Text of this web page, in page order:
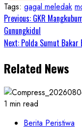
Tags: gagal meledak
Continue
Reading
Previous: GKR
Gunungkidul
Next: Polda Sumut Bakar
Related News
1 min read
Berita Peristiwa